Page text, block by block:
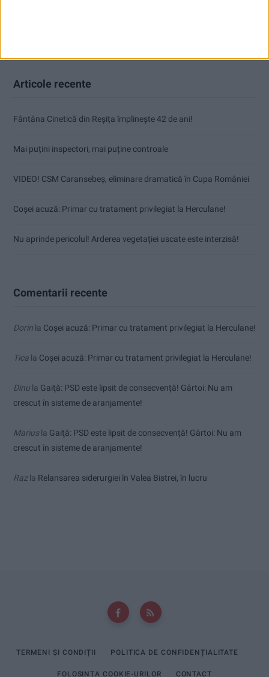
Articole recente
Fântâna Cinetică din Reșița împlinește 42 de ani!
Mai puțini inspectori, mai puține controale
VIDEO! CSM Caransebeș, eliminare dramatică în Cupa României
Coșei acuză: Primar cu tratament privilegiat la Herculane!
Nu aprinde pericolul! Arderea vegetației uscate este interzisă!
Comentarii recente
Dorin la Coșei acuză: Primar cu tratament privilegiat la Herculane!
Tica la Coșei acuză: Primar cu tratament privilegiat la Herculane!
Dinu la Gaiţă: PSD este lipsit de consecvență! Gârtoi: Nu am
crescut în sisteme de aranjamente!
Mariusla Gaiţă: PSD este lipsit de consecvență! Gârtoi: Nu am
crescut în sisteme de aranjamente!
Razla Relansarea siderurgiei în Valea Bistrei, în lucru
TERMENI ȘI CONDIȚII POLITICA DE CONFIDENȚIALITATE
FOLOSINȚA COOKIE-URILOR CONTACT